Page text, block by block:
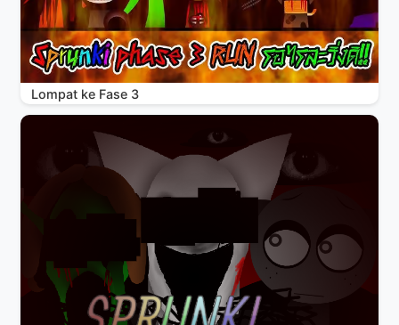
Lompat ke Fase 3